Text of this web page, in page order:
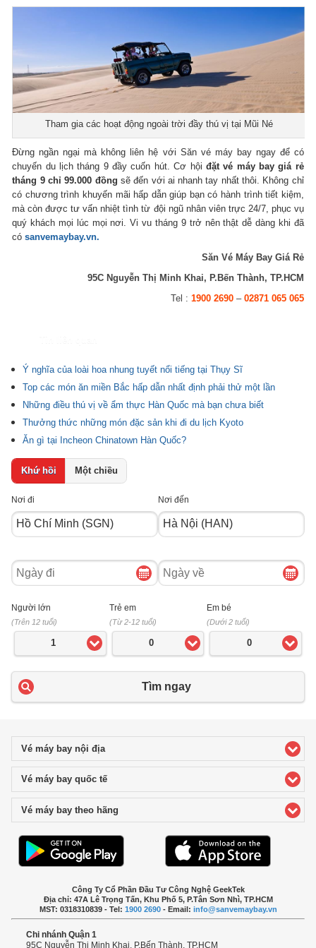
Tham gia các hoạt động ngoài trời đầy thú vị tại Mũi Né
Đừng ngần ngại mà không liên hệ với Săn vé máy bay ngay để có
chuyến du lịch tháng 9 đầy cuốn hút. Cơ hội đặt vé máy bay giá rẻ
tháng 9 chỉ 99.000 đồng sẽ đến với ai nhanh tay nhất thôi. Không chỉ
có chương trình khuyến mãi hấp dẫn giúp bạn có hành trình tiết kiệm,
mà còn được tư vấn nhiệt tình từ đội ngũ nhân viên trực 24/7, phục vụ
quý khách mọi lúc mọi nơi. Vi vu tháng 9 trở nên thật dễ dàng khi đã
cósanvemaybay.vn.
Săn Vé Máy Bay Giá Rẻ
95C Nguyễn Thị Minh Khai, P.Bến Thành, TP.HCM
Tel : 1900 2690– 02871 065 065
Ý nghĩa của loài hoa nhung tuyết nổi tiếng tại Thụy Sĩ
Top các món ăn miền Bắc hấp dẫn nhất định phải thử một lần
Những điều thú vị về ẩm thực Hàn Quốc mà bạn chưa biết
Thưởng thức những món đặc sản khi đi du lịch Kyoto
Ăn gì tại Incheon Chinatown Hàn Quốc?
Khứ hồi Một chiều
Nơi đi Nơi đến
Ngày
đi
Ngày
về
Người lớn
(Trên 12 tuổi)
1
Trẻ em
(Từ 2-12 tuổi)
0
Em bé
(Dưới 2 tuổi)
0
Tìm ngay
Vé máy bay nội địaclick to expand contents
Vé máy bay quốc tếclick to expand contents
Vé máy bay theo hãng
Công Ty Cổ Phần Đầu Tư Công Nghệ GeekTek
Địa chỉ: 47A Lê Trọng Tấn, Khu Phố 5, P.Tân Sơn Nhì, TP.HCM
MST: 0318310839 - Tel: 1900 2690- Email: info@sanvemaybay.vn
Chi nhánh Quận 1
95C Nguyễn Thị Minh Khai, P.Bến Thành, TP.HCM